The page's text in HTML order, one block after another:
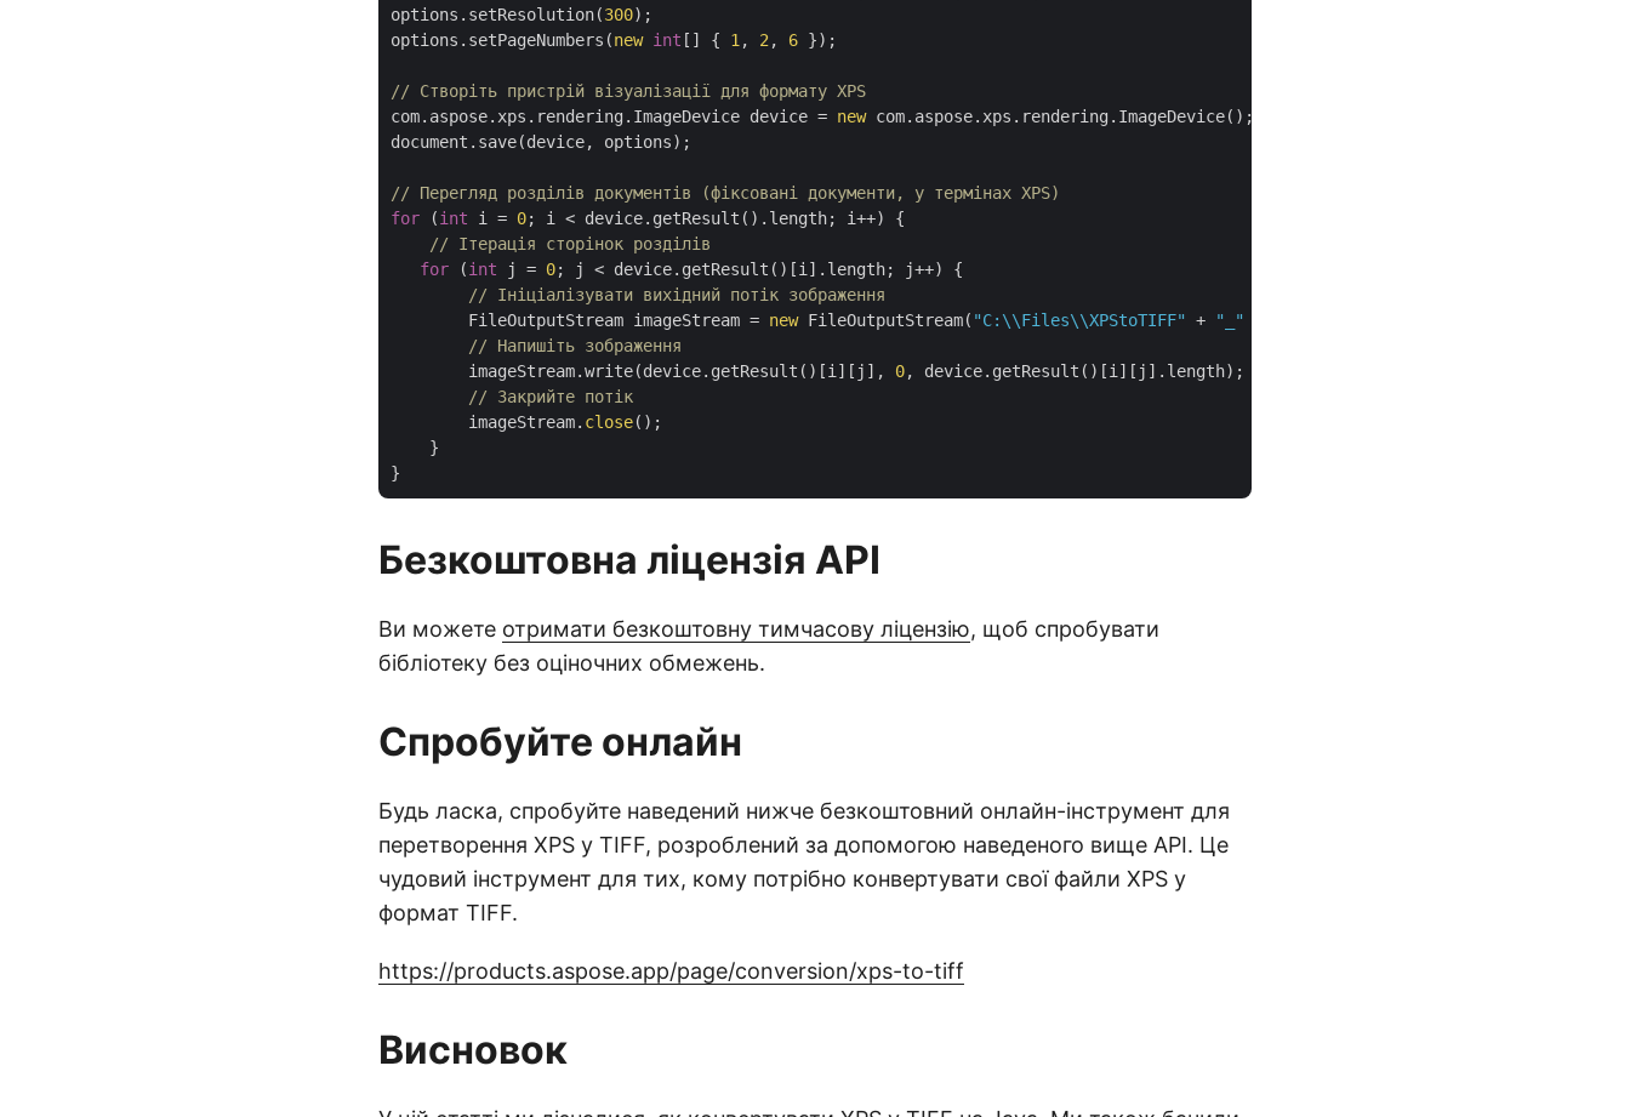
options.setResolution(300);
options.setPageNumbers(new int [] { 1 , 2 , 6 });
// Створіть пристрій візуалізації для формату XPS
com.aspose.xps.rendering.ImageDevice device = new com.aspose.xps.rendering.ImageDevice();
document.save(device, options);
// Перегляд розділів документів (фіксовані документи, у термінах XPS)
for (int i = 0; i < device.getResult().length; i++) {
// Ітерація сторінок розділів
for (int j = 0; j < device.getResult()[i].length; j++) {
// Ініціалізувати вихідний потік зображення
        FileOutputStream imageStream =
new FileOutputStream( "C:\\Files\\XPStoTIFF" + "_"
// Напишіть зображення
        imageStream.write(device.getResult()[i][j],
0, device.getResult()[i][j].length);
// Закрийте потік
        imageStream.
close();
    }
Безкоштовна ліцензія API
Ви можете отримати безкоштовну тимчасову ліцензію, щоб спробувати
бібліотеку без оціночних обмежень.
Спробуйте онлайн
Будь ласка, спробуйте наведений нижче безкоштовний онлайн-інструмент для
перетворення XPS у TIFF, розроблений за допомогою наведеного вище API. Це
чудовий інструмент для тих, кому потрібно конвертувати свої файли XPS у
формат TIFF.
https://products.aspose.app/page/conversion/xps-to-tiff
Висновок